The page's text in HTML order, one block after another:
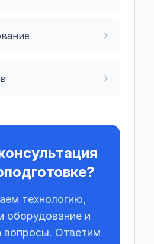
технологию,
оборудование и
вопросы. Ответим